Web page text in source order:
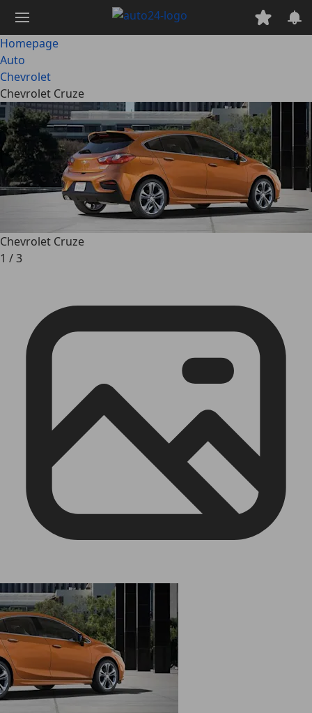
naar
hoofdinhoud
Homepage
Auto
Chevrolet
Chevrolet Cruze
Chevrolet Cruze
1 /3